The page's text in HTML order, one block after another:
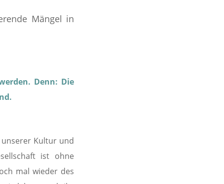
Mängel in
Denn: Die
Kultur und
ist ohne
mal wieder des